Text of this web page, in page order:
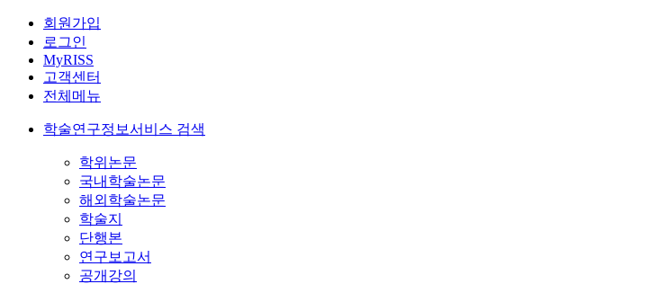
회원가입
로그인
MyRISS
고객센터
전체메뉴
학술연구정보서비스 검색
학위논문
국내학술논문
해외학술논문
학술지
단행본
연구보고서
공개강의